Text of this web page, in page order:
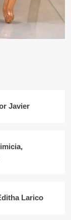
Javier
Larico